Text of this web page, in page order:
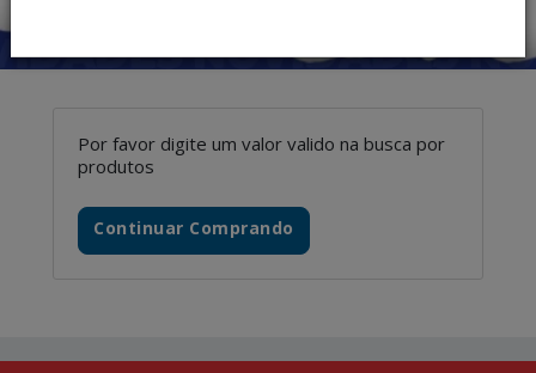
Por favor digite um valor valido na busca por
produtos
Continuar Comprando